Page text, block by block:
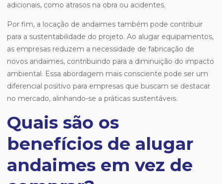
adicionais, como atrasos na obra ou acidentes.
Por fim, a locação de andaimes também pode contribuir
para a sustentabilidade do projeto. Ao alugar equipamentos,
as empresas reduzem a necessidade de fabricação de
novos andaimes, contribuindo para a diminuição do impacto
ambiental. Essa abordagem mais consciente pode ser um
diferencial positivo para empresas que buscam se destacar
no mercado, alinhando-se a práticas sustentáveis.
Quais são os
benefícios de alugar
andaimes em vez de